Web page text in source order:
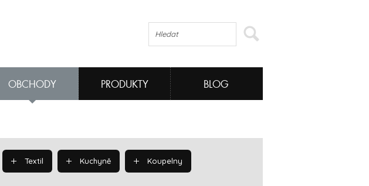
OBCHODY PRODUKTY BLOG
Textil Kuchyně Koupelny